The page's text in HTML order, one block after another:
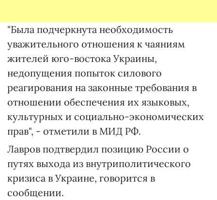
"Была подчеркнута необходимость
уважительного отношения к чаяниям
жителей юго-востока Украины,
недопущения попыток силового
реагирования на законные требования в
отношении обеспечения их языковых,
культурных и социально-экономических
прав", - отметили в МИД РФ.
Лавров подтвердил позицию России о
путях выхода из внутриполитического
кризиса в Украине, говорится в
сообщении.